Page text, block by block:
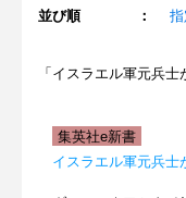
並び順 ： 指
「イスラエル軍元兵
集英社e新書
イスラエル軍元兵士